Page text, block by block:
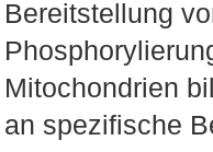
Bereitstellung
Mitochondrien
an spezifische